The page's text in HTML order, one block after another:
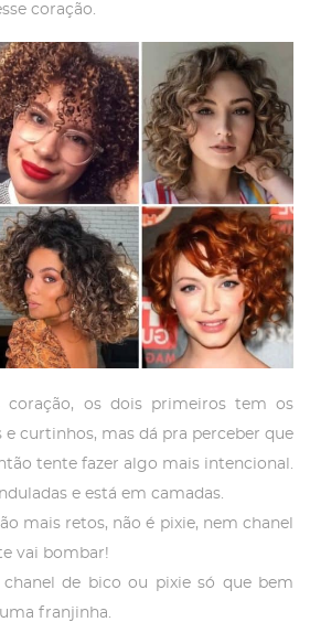
coração.
coração, os dois primeiros tem os
e curtinhos, mas dá pra perceber que
tente fazer algo mais intencional.
e está em camadas.
mais retos, não é pixie, nem chanel
vai bombar!
de bico ou pixie só que bem
franjinha.